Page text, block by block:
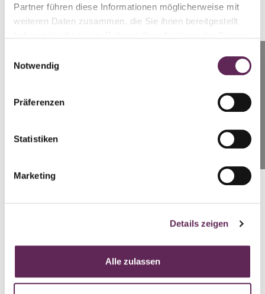
Partner führen diese Informationen möglicherweise mit
weiteren Daten zusammen, die Sie ihnen bereitgestellt
Notwendig
Präferenzen
Statistiken
Marketing
Details zeigen
Alle zulassen
Kontaktierien Sie ihren
Kundenkoordinator Klinik Prag
+420 739 994 664
+420 728 955 944
Prag: +420 739 994 664
Brünn: +420 728 955 944